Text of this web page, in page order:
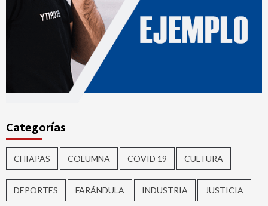
Categorías
CHIAPAS COLUMNA COVID 19 CULTURA
DEPORTES FARÁNDULA INDUSTRIA JUSTICIA